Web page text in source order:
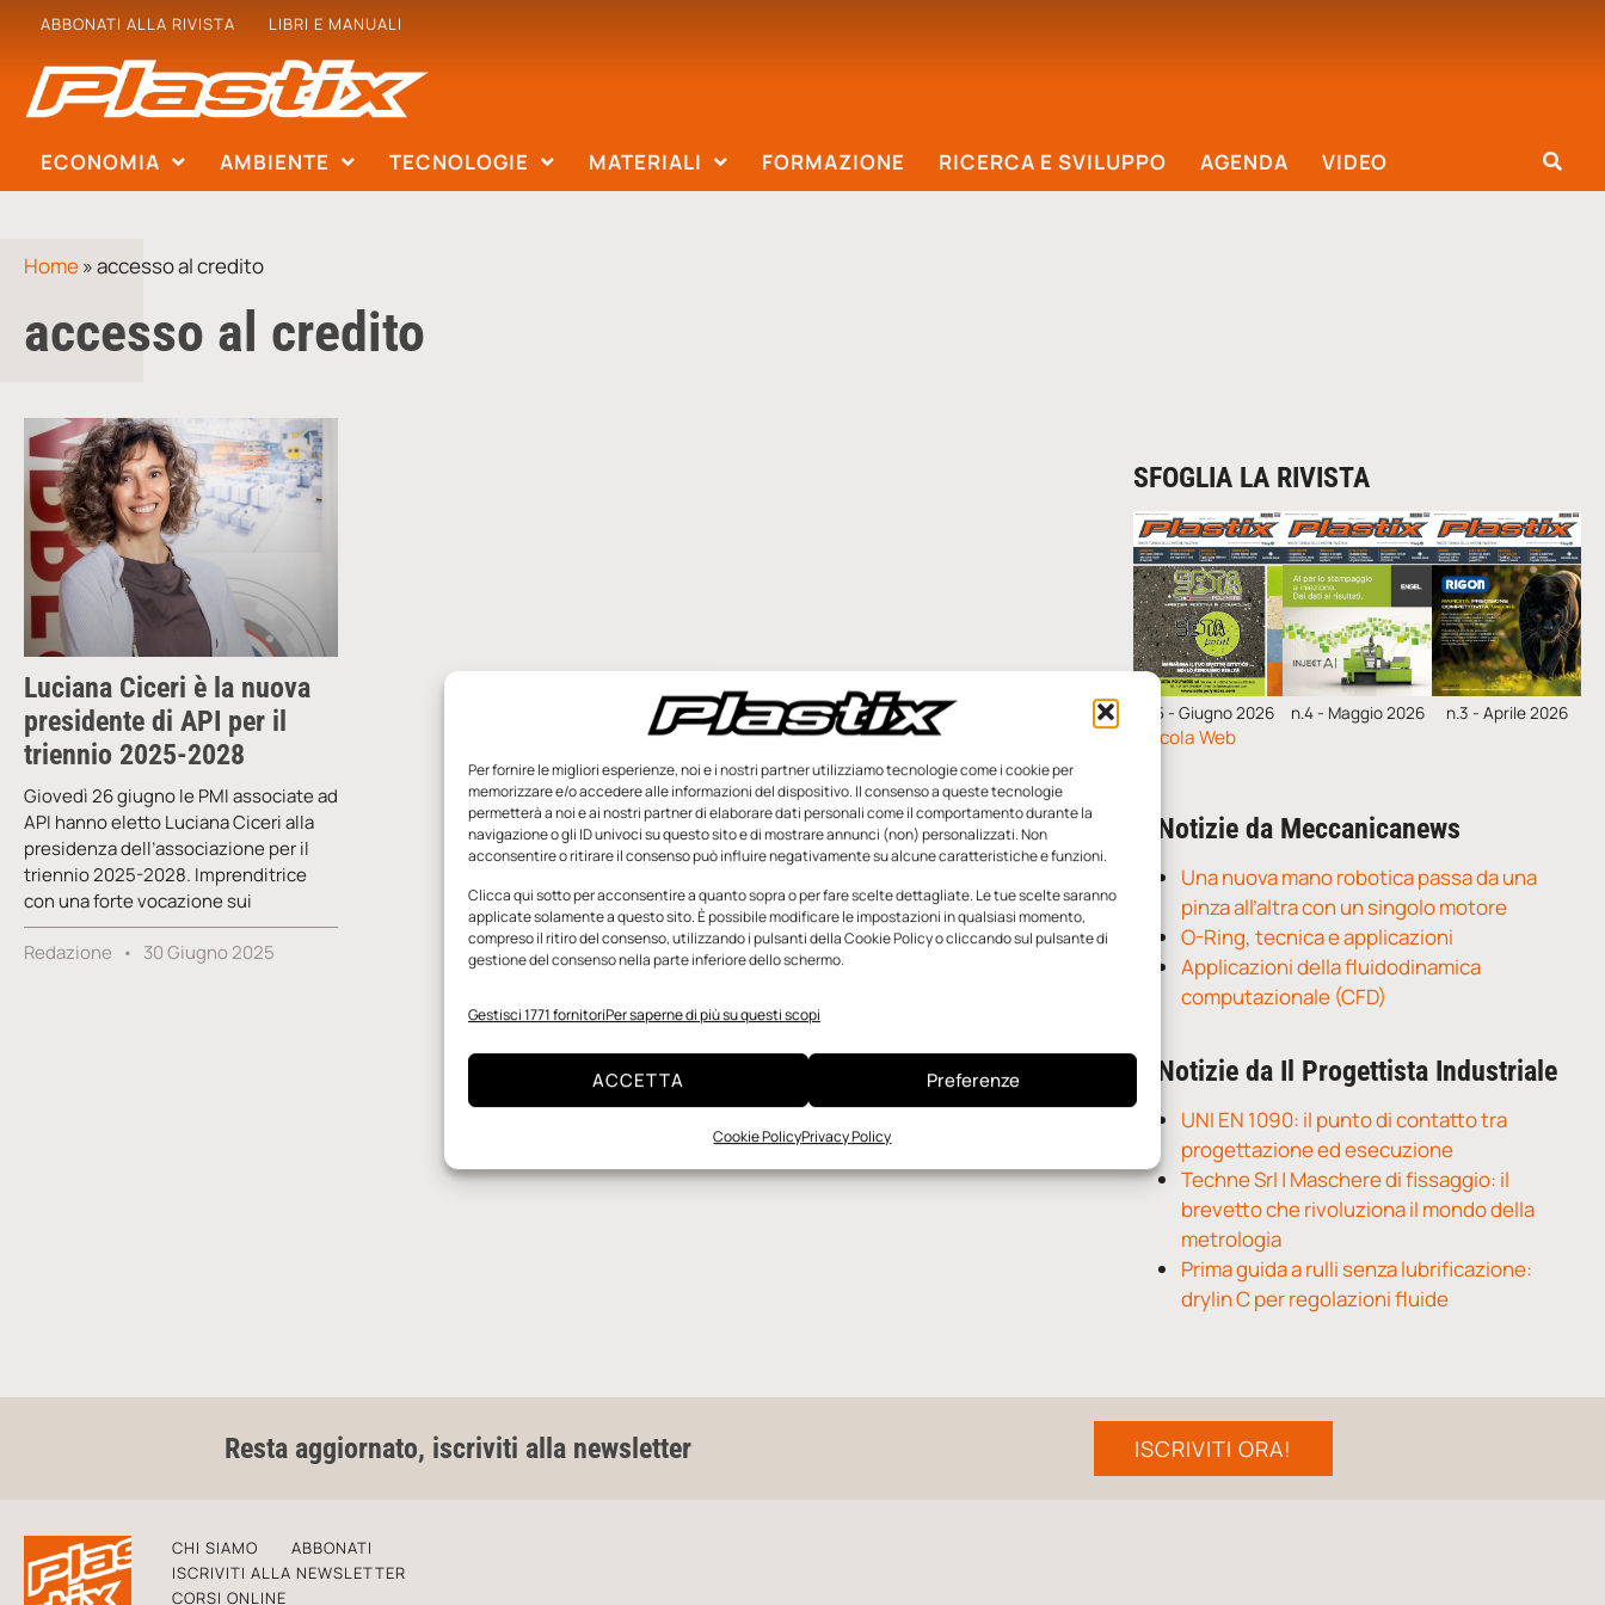
Per fornire le migliori esperienze, noi e i nostri partner utilizziamo tecnologie come i cookie per
memorizzare e/o accedere alle informazioni del dispositivo. Il consenso a queste tecnologie
permetterà a noi e ai nostri partner di elaborare dati personali come il comportamento durante la
navigazione o gli ID univoci su questo sito e di mostrare annunci (non) personalizzati. Non
acconsentire o ritirare il consenso può influire negativamente su alcune caratteristiche e funzioni.
Clicca qui sotto per acconsentire a quanto sopra o per fare scelte dettagliate. Le tue scelte saranno
applicate solamente a questo sito. È possibile modificare le impostazioni in qualsiasi momento,
compreso il ritiro del consenso, utilizzando i pulsanti della Cookie Policy o cliccando sul pulsante di
gestione del consenso nella parte inferiore dello schermo.
Gestisci 1771 fornitoriPer saperne di più su questi scopi
ACCETTA Preferenze
Cookie PolicyPrivacy Policy
ABBONATI ALLA RIVISTA LIBRI E MANUALI
ECONOMIA AMBIENTE TECNOLOGIE MATERIALI FORMAZIONE RICERCA E SVILUPPO AGENDA VIDEO
Home»accesso al credito
accesso al credito
Luciana Ciceri è la nuova
presidente di API per il
triennio 2025-2028
Giovedì 26 giugno le PMI associate ad
API hanno eletto Luciana Ciceri alla
presidenza dell’associazione per il
triennio 2025-2028. Imprenditrice
con una forte vocazione sui
Redazione 30 Giugno 2025
SFOGLIA LA RIVISTA
n.5 - Giugno 2026 n.4 - Maggio 2026 n.3 - Aprile 2026
Edicola Web
Notizie da Meccanicanews
Una nuova mano robotica passa da una
pinza all’altra con un singolo motore
O-Ring, tecnica e applicazioni
Applicazioni della fluidodinamica
computazionale (CFD)
Notizie da Il Progettista Industriale
UNI EN 1090: il punto di contatto tra
progettazione ed esecuzione
Techne Srl | Maschere di fissaggio: il
brevetto che rivoluziona il mondo della
metrologia
Prima guida a rulli senza lubrificazione:
drylin C per regolazioni fluide
Resta aggiornato, iscriviti alla newsletter ISCRIVITI ORA!
CHI SIAMO
ABBONATI
ISCRIVITI ALLA NEWSLETTER
CORSI ONLINE